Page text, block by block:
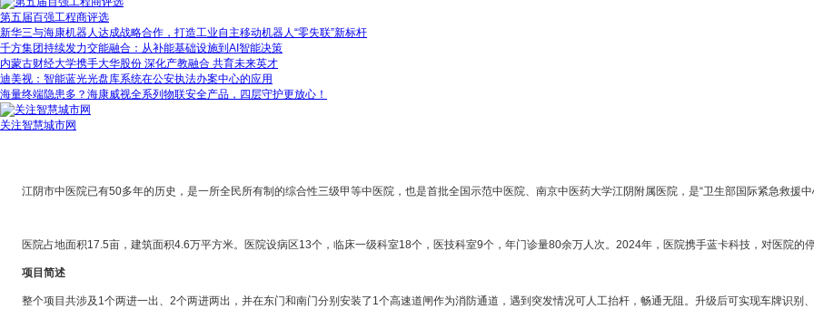
第五届百强工程商评选
新华三与海康机器人达成战略合作，打造工业自主移动机器人“零失联”新标杆
千方集团持续发力交能融合：从补能基础设施到AI智能决策
内蒙古财经大学携手大华股份 深化产教融合 共育未来英才
迪美视：智能蓝光光盘库系统在公安执法办案中心的应用
海量终端隐患多？海康威视全系列物联安全产品，四层守护更放心！
关注智慧城市网
江阴市中医院已有50多年的历史，是一所全民所有制的综合性三级甲等中医院，也是首批全国示范中医院、南京中医药大学江阴附属医院，是“卫生部国际紧急救援中心
医院占地面积17.5亩，建筑面积4.6万平方米。医院设病区13个，临床一级科室18个，医技科室9个，年门诊量80余万人次。2024年，医院携手蓝卡科技，对医院的停
项目简述
整个项目共涉及1个两进一出、2个两进两出，并在东门和南门分别安装了1个高速道闸作为消防通道，遇到突发情况可人工抬杆，畅通无阻。升级后可实现车牌识别